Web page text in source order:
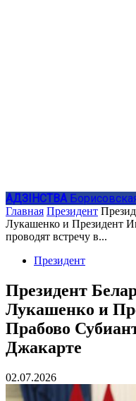
АДЗIНСТВА
Главная Президент
Лукашенко и Президент
проводят встречу в...
Президент
Президент
Лукашенко и
Прабово
Джакарте
02.07.2026